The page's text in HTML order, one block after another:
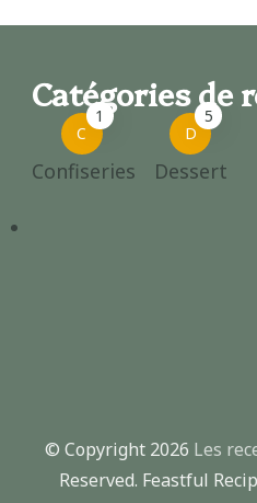
Catégories de
C
1
Confiseries
D
5
Dessert
© Copyright 2026 Les
Reserved. Feastful